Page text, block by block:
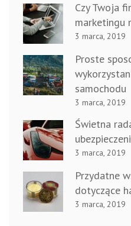
Czy Twoja
marketingu
3 marca, 2019
Proste
samochodu
3 marca, 2019
Świetna
3 marca, 2019
Przydatne
dotyczące
3 marca, 2019